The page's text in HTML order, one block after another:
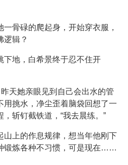
骨碌的爬起身，开始穿衣服，
逻辑？
下地，白希景终于忍不住开
天她亲眼见到自己会出水的管
用挑水，净尘歪着脑袋回想了一
斩钉截铁道，“我去晨练。”
山上的作息规律，想当年他刚下
锻炼各种不习惯，可是现在……